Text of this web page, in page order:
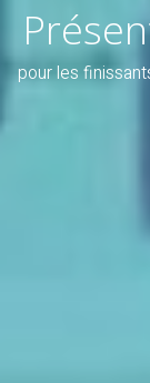
pour les